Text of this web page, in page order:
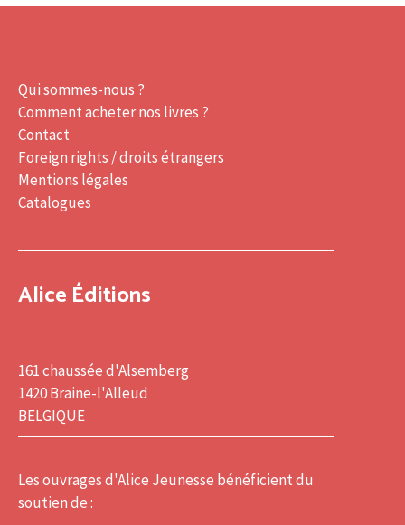
Qui sommes-nous ?
Comment acheter nos livres ?
Contact
Foreign rights / droits étrangers
Mentions légales
Catalogues
Alice Éditions
161 chaussée d'Alsemberg
1420 Braine-l'Alleud
BELGIQUE
Les ouvrages d'Alice Jeunesse bénéficient du
soutien de :